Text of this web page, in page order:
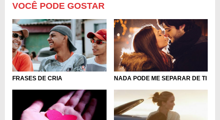
VOCÊ PODE GOSTAR
FRASES DE CRIA NADA PODE ME SEPARAR DE TI